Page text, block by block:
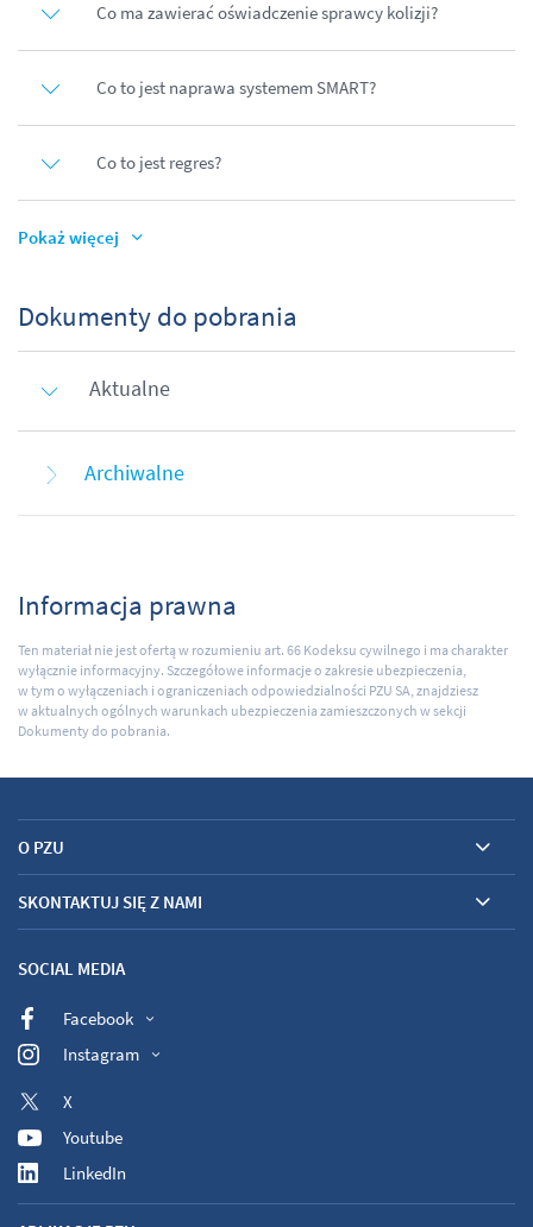
Co ma zawierać oświadczenie sprawcy kolizji?
Co to jest naprawa systemem SMART?
Co to jest regres?
Pokaż więcej
Dokumenty do pobrania
Aktualne
Archiwalne
Informacja prawna
Ten materiał nie jest ofertą w rozumieniu art. 66 Kodeksu cywilnego i ma charakter
wyłącznie informacyjny. Szczegółowe informacje o zakresie ubezpieczenia,
w tym o wyłączeniach i ograniczeniach odpowiedzialności PZU SA, znajdziesz
w aktualnych ogólnych warunkach ubezpieczenia zamieszczonych w sekcji
Dokumenty do pobrania.
O PZU
SKONTAKTUJ SIĘ Z NAMI
SOCIAL MEDIA
Facebook
Instagram
X
Youtube
LinkedIn